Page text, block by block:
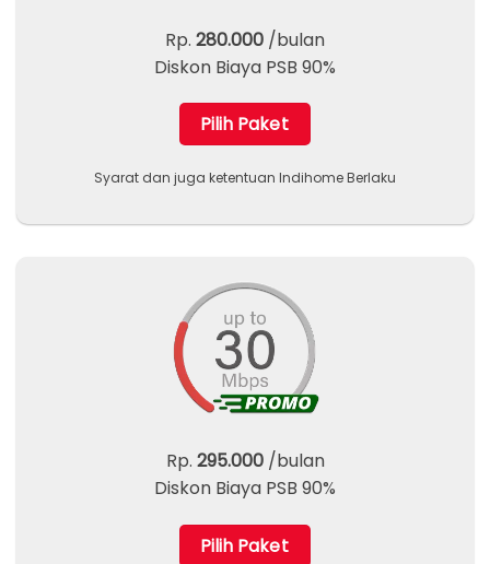
Rp. 280.000 /bulan
Diskon Biaya PSB 90%
Pilih Paket
Syarat dan juga ketentuan Indihome Berlaku
Rp. 295.000/bulan
Diskon Biaya PSB 90%
Pilih Paket